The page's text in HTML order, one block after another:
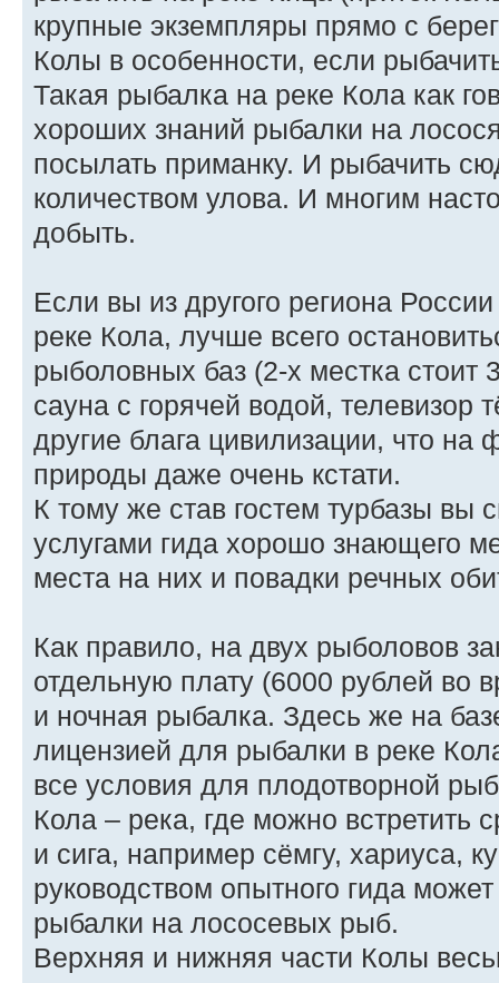
крупные экземпляры прямо с
Колы в особенности, если
Такая рыбалка на реке Кола как
хороших знаний рыбалки на
посылать приманку. И рыбачить
количеством улова. И многим
добыть.
Если вы из другого региона
реке Кола, лучше всего
рыболовных баз (2-х местка стоит
сауна с горячей водой, телевизор
другие блага цивилизации, что
природы даже очень кстати.
К тому же став гостем турбазы вы
услугами гида хорошо знающего
места на них и повадки речных
Как правило, на двух рыболовов
отдельную плату (6000 рублей во
и ночная рыбалка. Здесь же на
лицензией для рыбалки в реке
все условия для плодотворной
Кола – река, где можно встретить
и сига, например сёмгу, хариуса,
руководством опытного гида
рыбалки на лососевых рыб.
Верхняя и нижняя части Колы